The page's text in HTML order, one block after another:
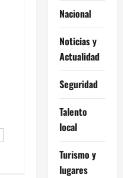
Nacional
Noticias y
Actualidad
Seguridad
Talento
local
Turismo y
lugares